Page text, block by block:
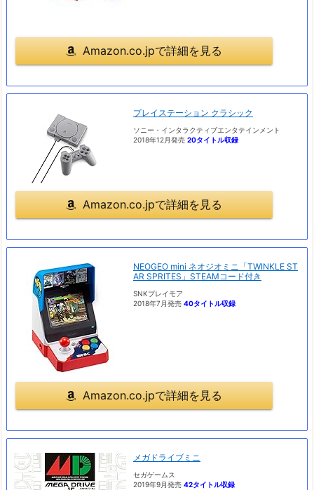
Amazon.co.jpで詳細を見る
プレイステーション クラシック
ソニー・インタラクティブエンタテインメント
2018年12月発売 20タイトル収録
Amazon.co.jpで詳細を見る
NEOGEO mini ネオジオミニ「TWINKLE ST
AR SPRITES」STEAMコード付き
SNKプレイモア
2018年7月発売 40タイトル収録
Amazon.co.jpで詳細を見る
メガドライブミニ
セガゲームス
2019年9月発売 42タイトル収録